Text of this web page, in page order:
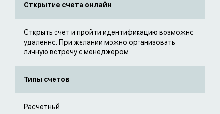
Открытие счета онлайн
Открыть счет и пройти идентификацию возможно
удаленно. При желании можно организовать
личную встречу с менеджером
Типы счетов
Расчетный